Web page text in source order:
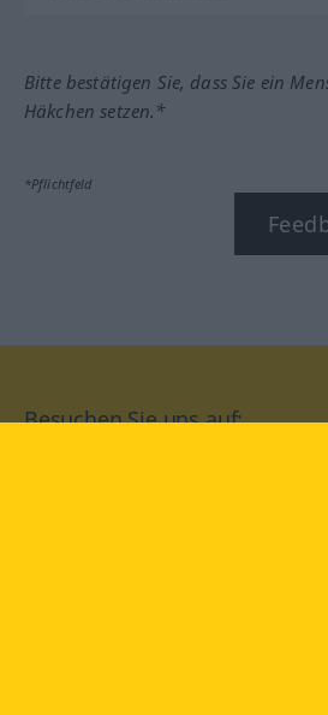
Bitte bestätigen Sie, dass Sie ein
Häkchen setzen.*
*Pflichtfeld
Besuchen Sie uns auf: